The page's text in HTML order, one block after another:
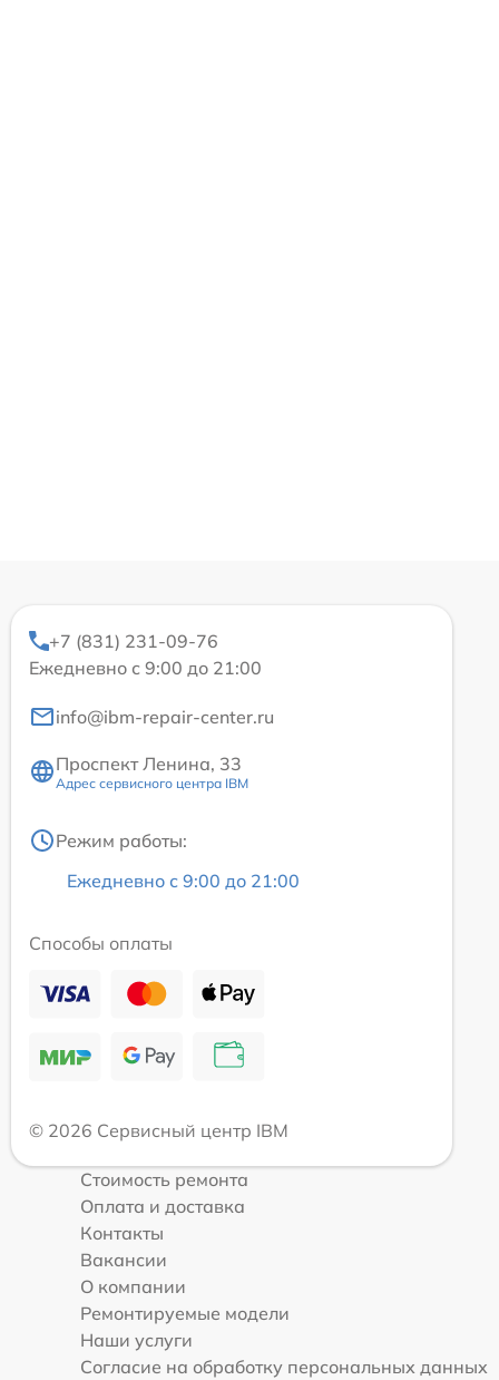
+7 (831) 231-09-76
Ежедневно с 9:00 до 21:00
info@ibm-repair-center.ru
Проспект Ленина, 33
Адрес сервисного центра IBM
Режим работы:
Ежедневно с 9:00 до 21:00
Способы оплаты
© 2026 Сервисный центр IBM
Стоимость ремонта
Оплата и доставка
Контакты
Вакансии
О компании
Ремонтируемые модели
Наши услуги
Согласие на обработку персональных данных